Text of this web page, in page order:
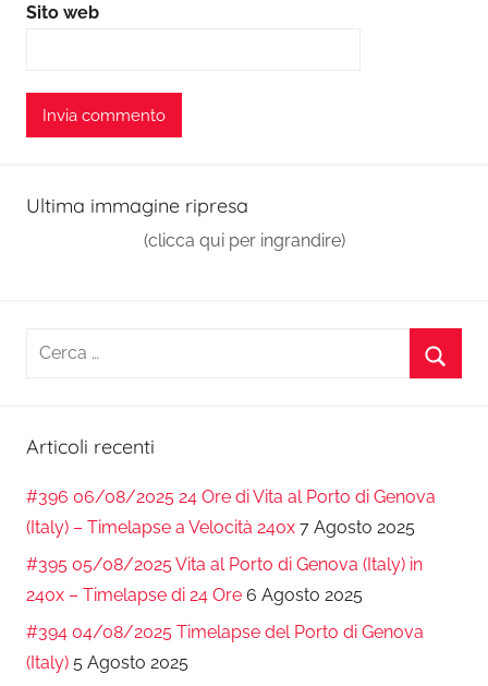
Sito web
Ultima immagine ripresa
(clicca qui per ingrandire)
Ricerca
Articoli recenti
#396 06/08/2025 24 Ore di Vita al Porto di Genova
(Italy) – Timelapse a Velocità 240x 7 Agosto 2025
#395 05/08/2025 Vita al Porto di Genova (Italy) in
240x – Timelapse di 24 Ore 6 Agosto 2025
#394 04/08/2025 Timelapse del Porto di Genova
(Italy) 5 Agosto 2025